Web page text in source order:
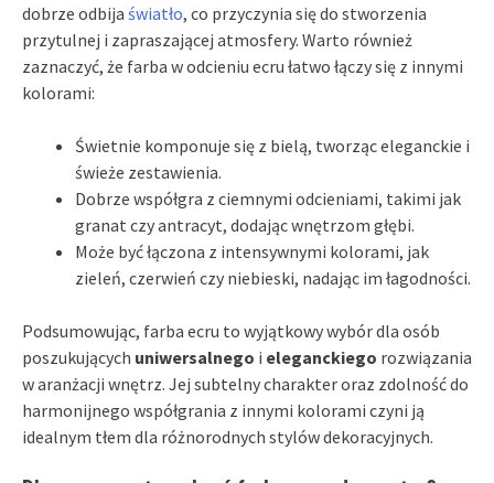
dobrze odbija światło, co przyczynia się do stworzenia
przytulnej i zapraszającej atmosfery. Warto również
zaznaczyć, że farba w odcieniu ecru łatwo łączy się z innymi
kolorami:
Świetnie komponuje się z bielą, tworząc eleganckie i
świeże zestawienia.
Dobrze współgra z ciemnymi odcieniami, takimi jak
granat czy antracyt, dodając wnętrzom głębi.
Może być łączona z intensywnymi kolorami, jak
zieleń, czerwień czy niebieski, nadając im łagodności.
Podsumowując, farba ecru to wyjątkowy wybór dla osób
poszukujących uniwersalnego i eleganckiego rozwiązania
w aranżacji wnętrz. Jej subtelny charakter oraz zdolność do
harmonijnego współgrania z innymi kolorami czyni ją
idealnym tłem dla różnorodnych stylów dekoracyjnych.